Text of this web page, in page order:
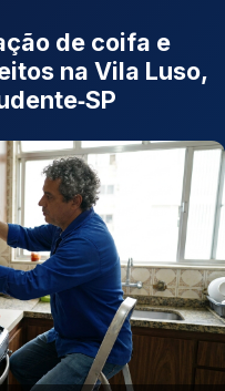
de coifa e
na Vila Luso,